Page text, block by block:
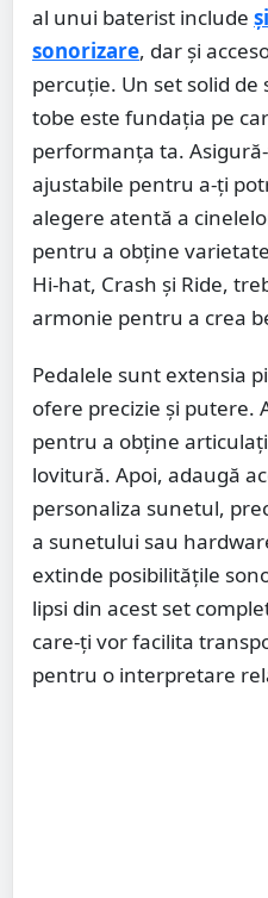
al unui baterist include
sonorizare, dar și
percuție. Un set solid
tobe este fundația pe
performanța ta.
ajustabile pentru a-ți
alegere atentă a
pentru a obține
Hi-hat, Crash și Ride,
armonie pentru a crea
Pedalele sunt extensia
ofere precizie și putere.
pentru a obține
lovitură. Apoi, adaugă
personaliza sunetul,
a sunetului sau
extinde posibilitățile
lipsi din acest set
care-ți vor facilita
pentru o interpretare